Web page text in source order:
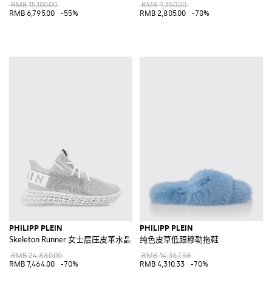
RMB 15,100.00
RMB 6,795.00
-55%
RMB 9,350.00
RMB 2,805.00
-70%
PHILIPP PLEIN
Skeleton Runner 女士层压皮革水晶运动鞋
RMB 24,880.00
RMB 7,464.00
-70%
PHILIPP PLEIN
纯色皮草低跟穆勒拖鞋
RMB 14,367.58
RMB 4,310.33
-70%